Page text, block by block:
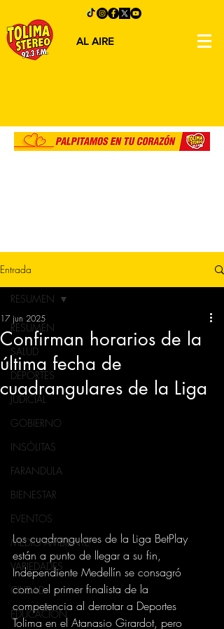
AL AIRE
Entrada
RESUMEN
SALUD
DEPORTES
JUDICIAL
GOBIERNO
INSÓLITAS
FARANDULA
BIENESTAR
EVENTOS
MEDIO AMBIENTE
VARIEDADES
CIUDAD
EDUCACION
RESUMEN
Confirman horarios de la
última fecha de
cuadrangulares de la Liga
17 jun 2025
Los cuadrangulares de la Liga BetPlay
están a punto de llegar a su fin,
Independiente Medellín se consagró
como el primer finalista de la
competencia al derrotar a Deportes
Tolima en el Atanasio Girardot, pero